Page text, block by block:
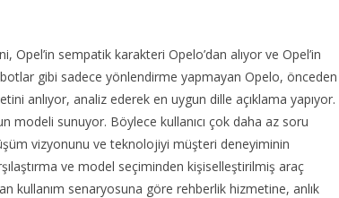
sempatik karakteri Opelo’dan alıyor ve Opel’in
gibi sadece yönlendirme yapmayan Opelo, önceden
anlıyor, analiz ederek en uygun dille açıklama yapıyor.
modeli sunuyor. Böylece kullanıcı çok daha az soru
vizyonunu ve teknolojiyi müşteri deneyiminin
ve model seçiminden kişiselleştirilmiş araç
kullanım senaryosuna göre rehberlik hizmetine, anlık